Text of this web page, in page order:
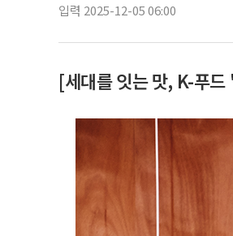
입력 2025-12-05 06:00
[세대를 잇는 맛, K-푸드